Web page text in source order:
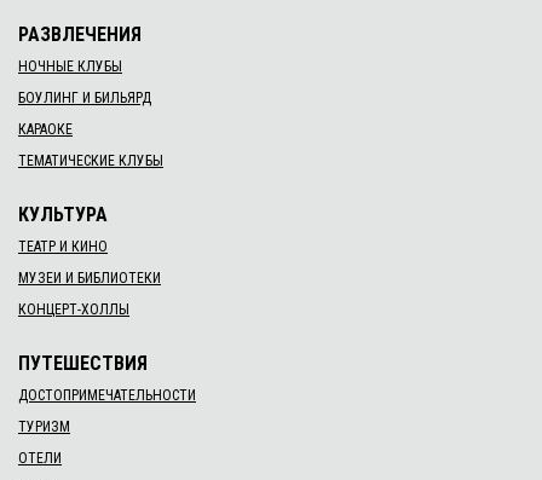
РАЗВЛЕЧЕНИЯ
НОЧНЫЕ КЛУБЫ
БОУЛИНГ И БИЛЬЯРД
КАРАОКЕ
ТЕМАТИЧЕСКИЕ КЛУБЫ
КУЛЬТУРА
ТЕАТР И КИНО
МУЗЕИ И БИБЛИОТЕКИ
КОНЦЕРТ-ХОЛЛЫ
ПУТЕШЕСТВИЯ
ДОСТОПРИМЕЧАТЕЛЬНОСТИ
ТУРИЗМ
ОТЕЛИ